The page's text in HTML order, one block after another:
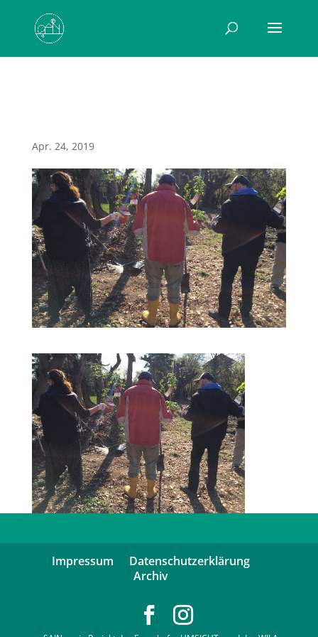
Apr. 24, 2019
Impressum
Datenschutzerklärung
Archiv